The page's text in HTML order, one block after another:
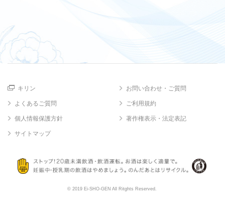
キリン お問い合わせ・ご質問
よくあるご質問 ご利用規約
個人情報保護方針 著作権表示・法定表記
サイトマップ
© 2019 Ei-SHO-GEN All Ritghts Reserved.